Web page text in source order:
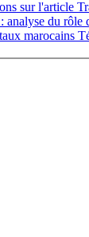
sur l'article
analyse du rôle
marocains